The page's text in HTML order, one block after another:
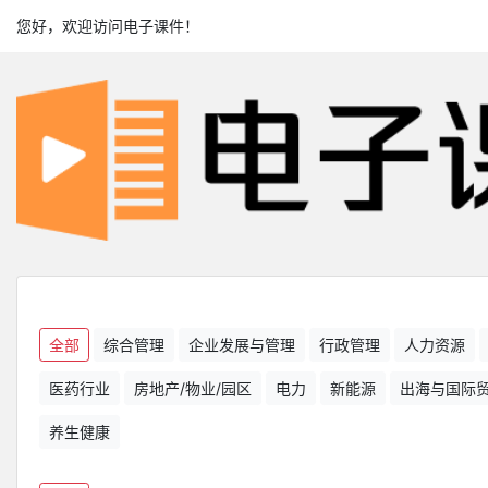
您好，欢迎访问电子课件！
全部 综合管理 企业发展与管理 行政管理 人力资源
医药行业 房地产/物业/园区 电力 新能源 出海与国际
养生健康